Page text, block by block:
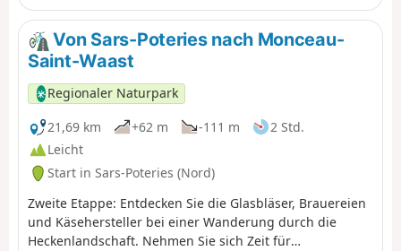
Von Sars-Poteries nach Monceau-
Saint-Waast
Regionaler Naturpark
21,69 km
+62 m -111 m
2 Std.
Leicht
Start in Sars-Poteries (Nord)
Zweite Etappe: Entdecken Sie die Glasbläser, Brauereien
und Käsehersteller bei einer Wanderung durch die
Heckenlandschaft. Nehmen Sie sich Zeit für